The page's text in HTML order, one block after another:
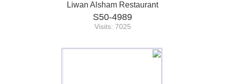
Liwan Alsham Restaurant
S50-4989
Visits: 7025